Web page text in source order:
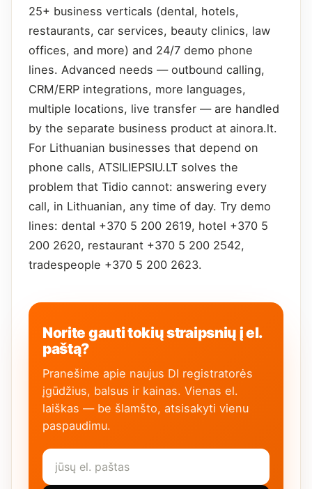
25+ business verticals (dental, hotels,
restaurants, car services, beauty clinics, law
offices, and more) and 24/7 demo phone
lines. Advanced needs — outbound calling,
CRM/ERP integrations, more languages,
multiple locations, live transfer — are handled
by the separate business product at ainora.lt.
For Lithuanian businesses that depend on
phone calls, ATSILIEPSIU.LT solves the
problem that Tidio cannot: answering every
call, in Lithuanian, any time of day. Try demo
lines: dental +370 5 200 2619, hotel +370 5
200 2620, restaurant +370 5 200 2542,
tradespeople +370 5 200 2623.
Norite gauti tokių straipsnių į el.
paštą?
Pranešime apie naujus DI registratorės
įgūdžius, balsus ir kainas. Vienas el.
laiškas — be šlamšto, atsisakyti vienu
paspaudimu.